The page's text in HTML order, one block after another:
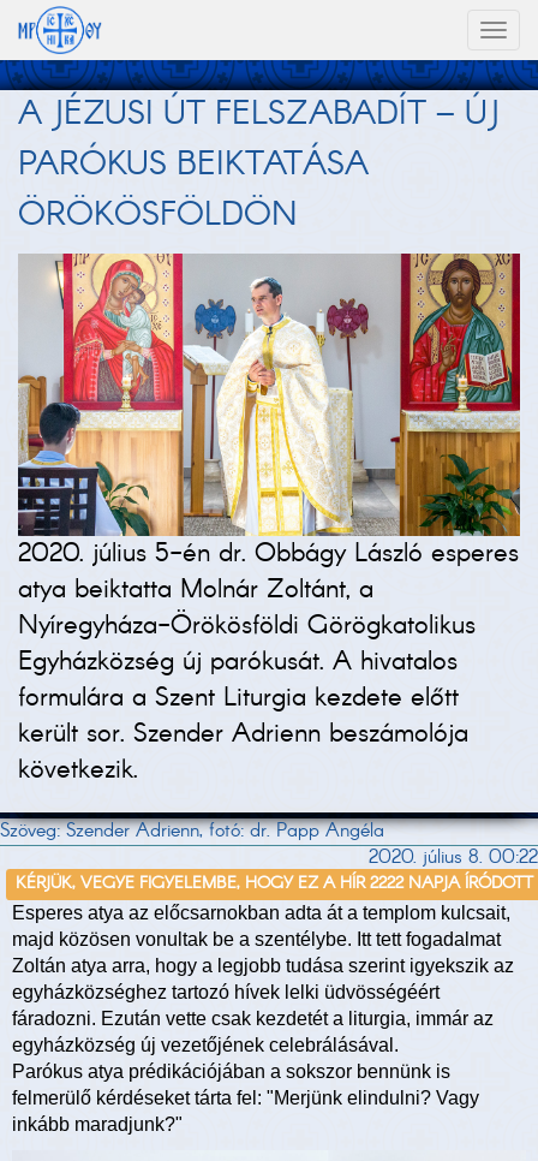
A JÉZUSI ÚT FELSZABADÍT – ÚJ
PARÓKUS BEIKTATÁSA
ÖRÖKÖSFÖLDÖN
2020. július 5-én dr. Obbágy László esperes
atya beiktatta Molnár Zoltánt, a
Nyíregyháza-Örökösföldi Görögkatolikus
Egyházközség új parókusát. A hivatalos
formulára a Szent Liturgia kezdete előtt
került sor. Szender Adrienn beszámolója
következik.
Szöveg: Szender Adrienn, fotó: dr. Papp Angéla
2020. július 8. 00:22
KÉRJÜK, VEGYE FIGYELEMBE, HOGY EZ A HÍR 2222 NAPJA ÍRÓDOTT
Esperes atya az előcsarnokban adta át a templom kulcsait,
majd közösen vonultak be a szentélybe. Itt tett fogadalmat
Zoltán atya arra, hogy a legjobb tudása szerint igyekszik az
egyházközséghez tartozó hívek lelki üdvösségéért
fáradozni. Ezután vette csak kezdetét a liturgia, immár az
egyházközség új vezetőjének celebrálásával.
Parókus atya prédikációjában a sokszor bennünk is
felmerülő kérdéseket tárta fel: "Merjünk elindulni? Vagy
inkább maradjunk?"